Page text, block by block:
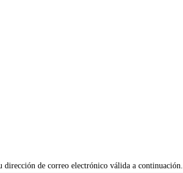
de correo electrónico válida a continuación.